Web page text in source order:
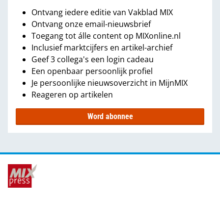
Ontvang iedere editie van Vakblad MIX
Ontvang onze email-nieuwsbrief
Toegang tot álle content op MIXonline.nl
Inclusief marktcijfers en artikel-archief
Geef 3 collega's een login cadeau
Een openbaar persoonlijk profiel
Je persoonlijke nieuwsoverzicht in MijnMIX
Reageren op artikelen
Word abonnee